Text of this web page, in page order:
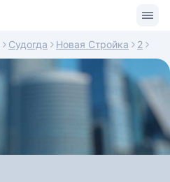
Судогда Новая Стройка 2